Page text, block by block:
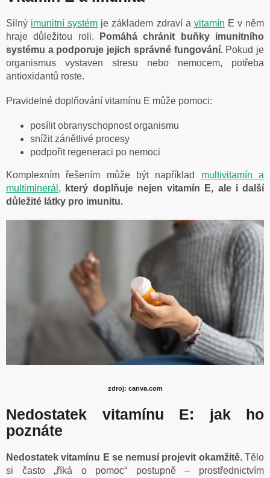
Silný imunitní systém je základem zdraví a vitamín E v něm
hraje důležitou roli.
Pomáhá chránit buňky imunitního
systému a podporuje jejich správné fungování. Pokud je
organismus vystaven stresu nebo nemocem, potřeba
antioxidantů roste.
Pravidelné doplňování vitamínu E může pomoci:
posílit obranyschopnost organismu
snížit zánětlivé procesy
podpořit regeneraci po nemoci
Komplexním řešením může být například multivitamín a
multiminerál , který doplňuje nejen vitamín E, ale i další
důležité látky pro imunitu.
zdroj: canva.com
Nedostatek vitamínu E: jak ho
poznáte
Nedostatek vitamínu E se nemusí projevit okamžitě. Tělo
si často „říká o pomoc“ postupně – prostřednictvím